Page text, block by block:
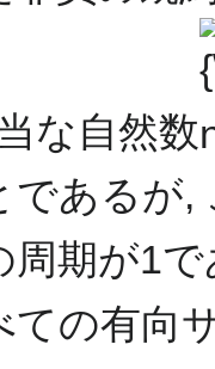
な自然数
であるが,
周期が1
ての有向